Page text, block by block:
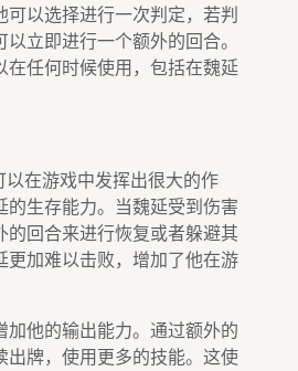
以选择进行一次判定，若判
立即进行一个额外的回合。
在任何时候使用，包括在魏延
以在游戏中发挥出很大的作
的生存能力。当魏延受到伤害
的回合来进行恢复或者躲避其
更加难以击败，增加了他在游
加他的输出能力。通过额外的
出牌，使用更多的技能。这使